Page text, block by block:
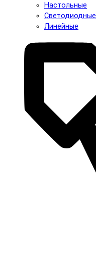
Настольные
Светодиодные
Линейные